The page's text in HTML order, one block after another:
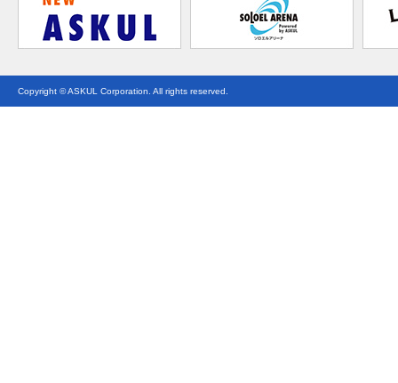
Copyright © ASKUL Corporation. All rights reserved.